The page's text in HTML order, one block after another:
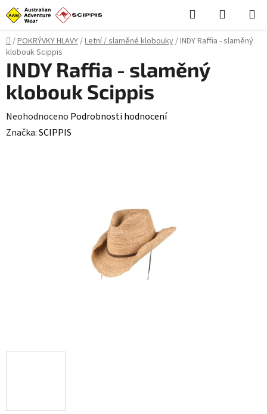
Přejít
na
obsah
Hledat
KOŠÍK
Domů
/POKRÝVKY HLAVY/Letní / slaměné klobouky/INDY Raffia - slaměný
klobouk Scippis
INDY Raffia - slaměný
klobouk Scippis
Průměrné
hodnocení
Neohodnoceno Podrobnosti hodnocení
Značka:SCIPPIS